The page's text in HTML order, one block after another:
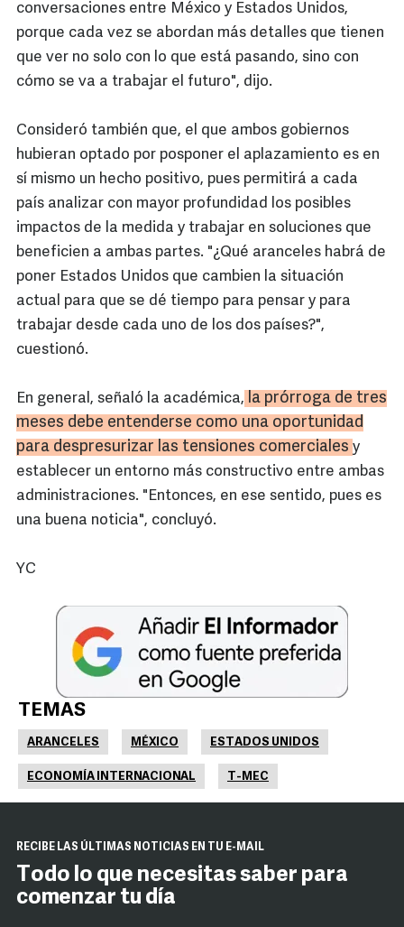
conversaciones entre México y Estados Unidos,
porque cada vez se abordan más detalles que tienen
que ver no solo con lo que está pasando, sino con
cómo se va a trabajar el futuro", dijo.
Consideró también que, el que ambos gobiernos
hubieran optado por posponer el aplazamiento es en
sí mismo un hecho positivo, pues permitirá a cada
país analizar con mayor profundidad los posibles
impactos de la medida y trabajar en soluciones que
beneficien a ambas partes. "¿Qué aranceles habrá de
poner Estados Unidos que cambien la situación
actual para que se dé tiempo para pensar y para
trabajar desde cada uno de los dos países?",
cuestionó.
En general, señaló la académica, la prórroga de tres
meses debe entenderse como una oportunidad
para despresurizar las tensiones comerciales y
establecer un entorno más constructivo entre ambas
administraciones. "Entonces, en ese sentido, pues es
una buena noticia", concluyó.
YC
TEMAS
ARANCELES MÉXICO ESTADOS UNIDOS
ECONOMÍA INTERNACIONAL T-MEC
RECIBE LAS ÚLTIMAS NOTICIAS EN TU E-MAIL
Todo lo que necesitas saber para
comenzar tu día